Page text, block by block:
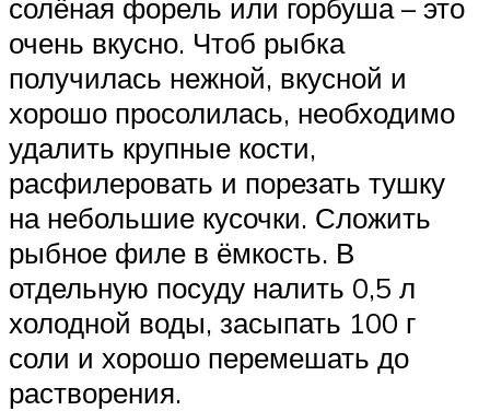
солёная форель или горбуша – это
очень вкусно. Чтоб рыбка
получилась нежной, вкусной и
хорошо просолилась, необходимо
удалить крупные кости,
расфилеровать и порезать тушку
на небольшие кусочки. Сложить
рыбное филе в ёмкость. В
отдельную посуду налить 0,5 л
холодной воды, засыпать 100 г
соли и хорошо перемешать до
растворения.